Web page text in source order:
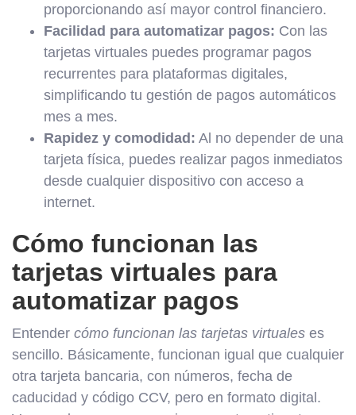
proporcionando así mayor control financiero.
Facilidad para automatizar pagos: Con las
tarjetas virtuales puedes programar pagos
recurrentes para plataformas digitales,
simplificando tu gestión de pagos automáticos
mes a mes.
Rapidez y comodidad: Al no depender de una
tarjeta física, puedes realizar pagos inmediatos
desde cualquier dispositivo con acceso a
internet.
Cómo funcionan las
tarjetas virtuales para
automatizar pagos
Entender cómo funcionan las tarjetas virtuales es
sencillo. Básicamente, funcionan igual que cualquier
otra tarjeta bancaria, con números, fecha de
caducidad y código CCV, pero en formato digital.